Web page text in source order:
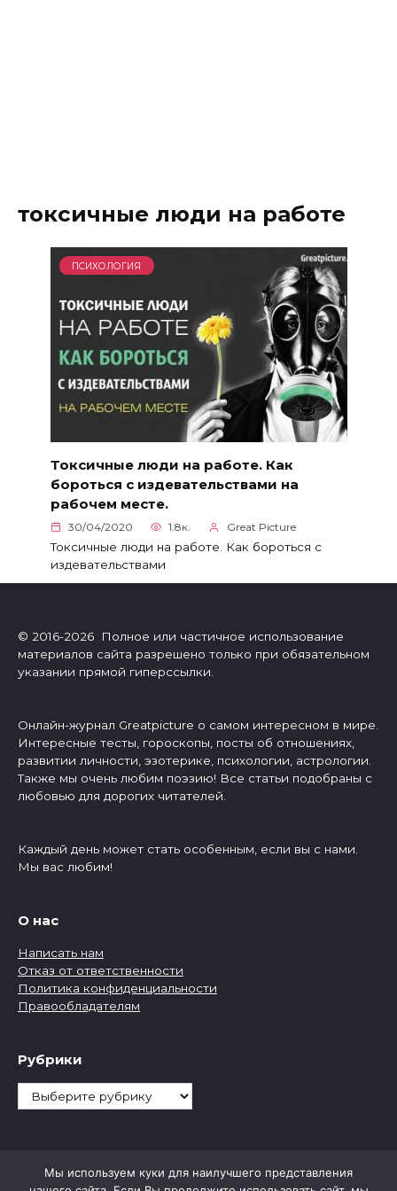
токсичные люди на работе
ПСИХОЛОГИЯ
Токсичные люди на работе. Как
бороться с издевательствами на
рабочем месте.
30/04/2020 1.8к. Great Picture
Токсичные люди на работе. Как бороться с
издевательствами
© 2016-2026 Полное или частичное использование
материалов сайта разрешено только при обязательном
указании прямой гиперссылки.
Онлайн-журнал Greatpicture о самом интересном в мире.
Интересные тесты, гороскопы, посты об отношениях,
развитии личности, эзотерике, психологии, астрологии.
Также мы очень любим поэзию! Все статьи подобраны с
любовью для дорогих читателей.
Каждый день может стать особенным, если вы с нами.
Мы вас любим!
О нас
Написать нам
Отказ от ответственности
Политика конфиденциальности
Правообладателям
Рубрики
Рубрики
Мы используем куки для наилучшего представления